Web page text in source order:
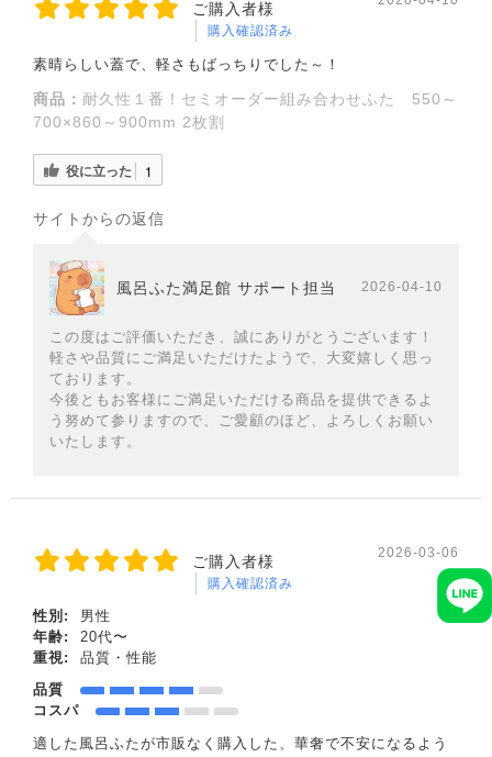
ご購入者様
購入確認済み
素晴らしい蓋で、軽さもばっちりでした～！
商品： 耐久性１番！セミオーダー組み合わせふた 550～
700×860～900mm 2枚割
役に立った 1
サイトからの返信
風呂ふた満足館 サポート担当 2026-04-10
この度はご評価いただき、誠にありがとうございます！
軽さや品質にご満足いただけたようで、大変嬉しく思っ
ております。
今後ともお客様にご満足いただける商品を提供できるよ
う努めて参りますので、ご愛顧のほど、よろしくお願い
いたします。
ご購入者様
購入確認済み
2026-03-06
性別:
男性
年齢:
20代〜
重視:
品質・性能
品質
コスパ
適した風呂ふたが市販なく購入した、華奢で不安になるよう